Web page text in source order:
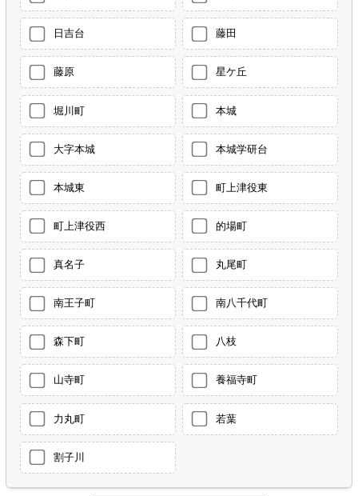
日吉台 藤田
藤原 星ケ丘
堀川町 本城
大字本城 本城学研台
本城東 町上津役東
町上津役西 的場町
真名子 丸尾町
南王子町 南八千代町
森下町 八枝
山寺町 養福寺町
力丸町 若葉
割子川